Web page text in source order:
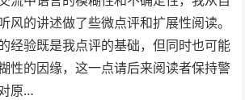
风的讲述做了些微点评和扩展性阅读。
经验既是我点评的基础，但同时也可能
性的因缘，这一点请后来阅读者保持警
原…